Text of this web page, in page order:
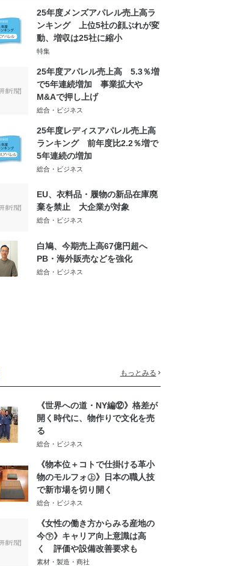
25年度メンズアパレル売上高ラ
ンキング 上位5社の顔ぶれが変
動、増収は25社に縮小
特集
25年度アパレル売上高 5.3％増
で5年連続増加 事業拡大や
M&Aで押し上げ
総合・ビジネス
25年度レディスアパレル売上高
ランキング 前年度比2.2％増で
5年連続の増加
総合・ビジネス
EU、衣料品・履物の新品在庫廃
棄を禁止 大企業が対象
総合・ビジネス
白鳩、今期売上高67億円超へ
PB・海外販売などを強化
総合・ビジネス
もっとみる
《世界への道・NY編⑫》格差が
開く時代に、物作りで文化を売
る
総合・ビジネス
《物本位＋コトで仕掛ける革小
物のモルフォ㊤》日本の職人技
で新市場を切り開く
総合・ビジネス
《女性の働き方からみる産地の
今㊦》キャリア向上意識は高
く 評価や設備改善要求も
素材・製造・商社